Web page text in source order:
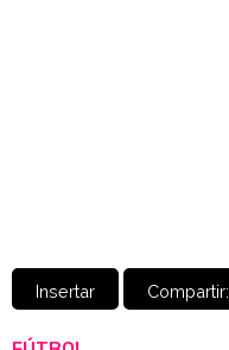
Insertar Compartir: